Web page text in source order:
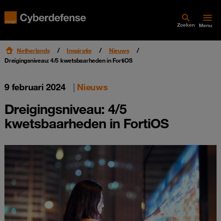
Zoeken Menu
Netherlands Inspiratie
Nieuws
Dreigingsniveau: 4/5 kwetsbaarheden in FortiOS
9 februari 2024 | Nieuws
Dreigingsniveau: 4/5
kwetsbaarheden in FortiOS